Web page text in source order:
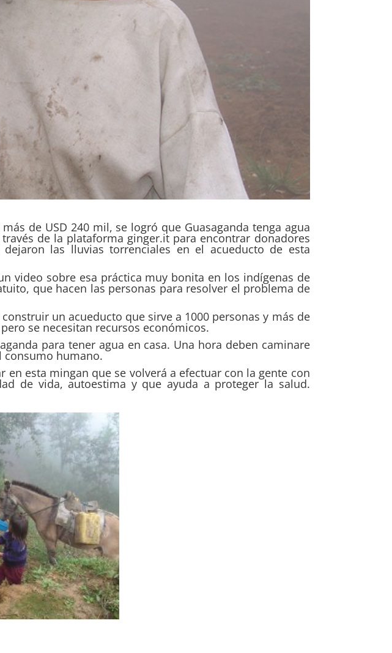
de USD 240 mil, se logró que Guasaganda tenga agua
de la plataforma ginger.it para encontrar donadores
las lluvias torrenciales en el acueducto de esta
video sobre esa práctica muy bonita en los indígenas de
que hacen las personas para resolver el problema de
un acueducto que sirve a 1000 personas y más de
se necesitan recursos económicos.
para tener agua en casa. Una hora deben caminare
consumo humano.
esta mingan que se volverá a efectuar con la gente con
de vida, autoestima y que ayuda a proteger la salud.